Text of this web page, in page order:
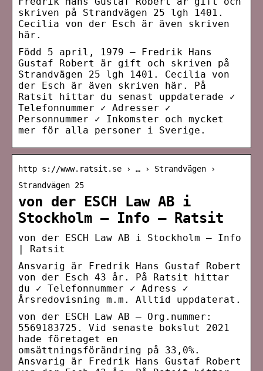
skriven på Strandvägen 25 lgh 1401.
Cecilia von der Esch är även skriven
här.
Född 5 april, 1979 – Fredrik Hans
Gustaf Robert är gift och skriven på
Strandvägen 25 lgh 1401. Cecilia von
der Esch är även skriven här. På
Ratsit hittar du senast uppdaterade ✓
Telefonnummer ✓ Adresser ✓
Personnummer ✓ Inkomster och mycket
mer för alla personer i Sverige.
http s://www.ratsit.se › … › Strandvägen ›
Strandvägen 25
von der ESCH Law AB i
Stockholm – Info – Ratsit
von der ESCH Law AB i Stockholm – Info
| Ratsit
Ansvarig är Fredrik Hans Gustaf Robert
von der Esch 43 år. På Ratsit hittar
du ✓ Telefonnummer ✓ Adress ✓
Årsredovisning m.m. Alltid uppdaterat.
von der ESCH Law AB – Org.nummer:
5569183725. Vid senaste bokslut 2021
hade företaget en
omsättningsförändring på 33,0%.
Ansvarig är Fredrik Hans Gustaf Robert